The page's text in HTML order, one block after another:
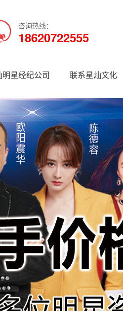
咨询热线：
18620722555
明星经纪公司 联系星灿文化